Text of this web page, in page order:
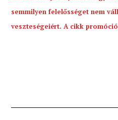
semmilyen felelősséget nem
veszteségeiért. A cikk